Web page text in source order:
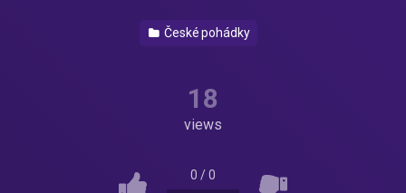
České pohádky
18
views
0 /0